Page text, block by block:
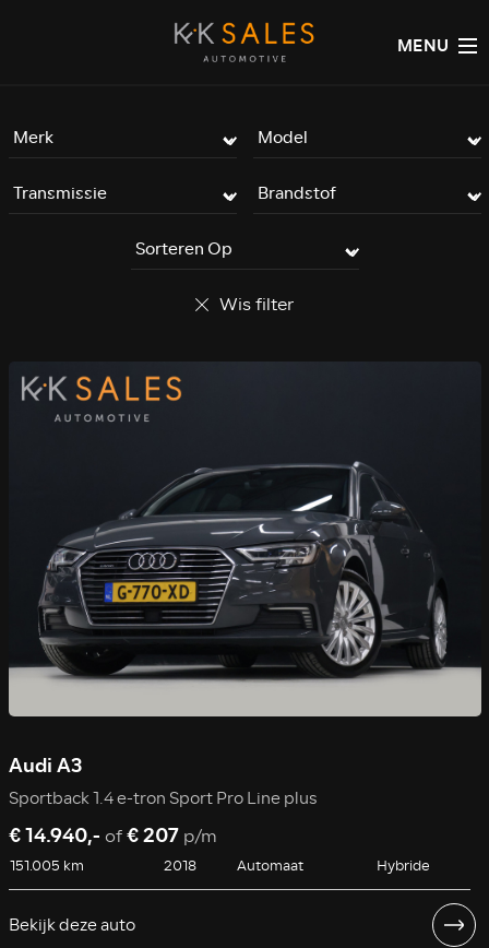
MENU
Wis filter
Audi A3
Sportback 1.4 e-tron Sport Pro Line plus
€ 14.940,- of€ 207 p/m
151.005 km 2018 Automaat Hybride
Bekijk deze auto